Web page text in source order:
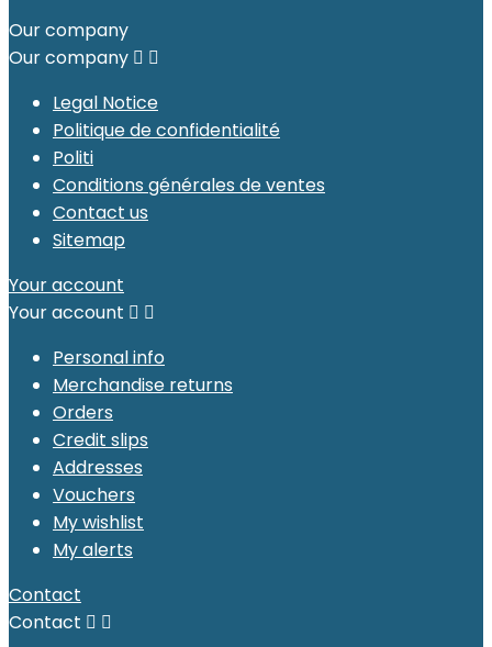
Our company
Our company  
Legal Notice
Politique de confidentialité
Politi
Conditions générales de ventes
Contact us
Sitemap
Your account
Your account  
Personal info
Merchandise returns
Orders
Credit slips
Addresses
Vouchers
My wishlist
My alerts
Contact
Contact  